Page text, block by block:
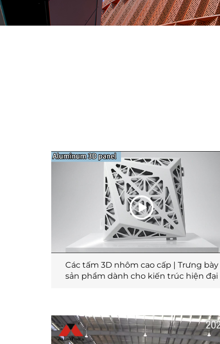
Các tấm 3D nhôm cao cấp | Trưng bày
sản phẩm dành cho kiến trúc hiện đại